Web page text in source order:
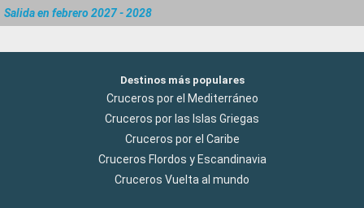
Salida en febrero 2027 - 2028
Destinos más populares
Cruceros por el Mediterráneo
Cruceros por las Islas Griegas
Cruceros por el Caribe
Cruceros Flordos y Escandinavia
Cruceros Vuelta al mundo